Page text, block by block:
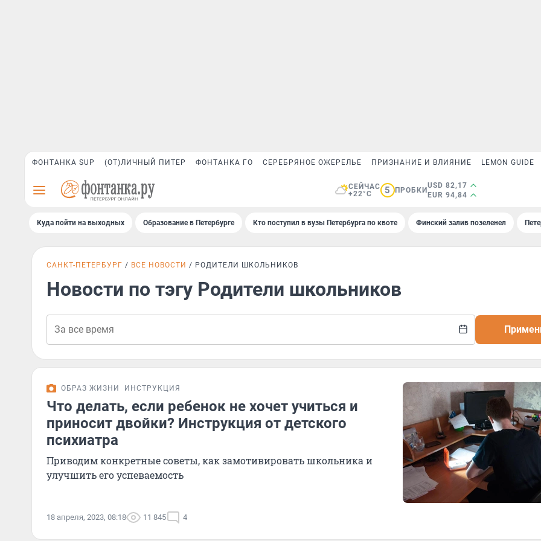
ФОНТАНКА SUP (ОТ)ЛИЧНЫЙ ПИТЕР ФОНТАНКА ГО СЕРЕБРЯНОЕ ОЖЕРЕЛЬЕ ПРИЗНАНИЕ И ВЛИЯНИЕ LEMON GUIDE
СЕЙЧАС
+22°C
5 ПРОБКИ
USD 82,17
EUR 94,84
Куда пойти на выходных Образование в Петербурге Кто поступил в вузы Петербурга по квоте Финский залив позеленел
САНКТ-ПЕТЕРБУРГ ВСЕ НОВОСТИ РОДИТЕЛИ ШКОЛЬНИКОВ
Новости по тэгу Родители школьников
ОБРАЗ ЖИЗНИ ИНСТРУКЦИЯ
Что делать, если ребенок не хочет учиться и
приносит двойки? Инструкция от детского
психиатра
Приводим конкретные советы, как замотивировать школьника и
улучшить его успеваемость
18 апреля, 2023, 08:18 11 845 4